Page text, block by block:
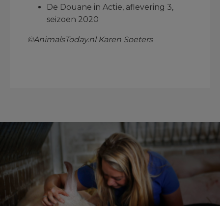
De Douane in Actie, aflevering 3,
seizoen 2020
©AnimalsToday.nl Karen Soeters